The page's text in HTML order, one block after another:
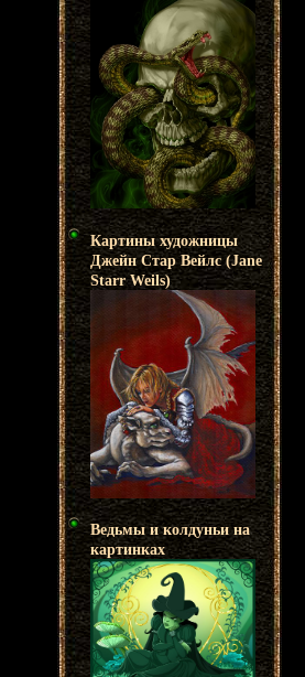
Картины художницы
Джейн Стар Вейлс (Jane
Starr Weils)
Ведьмы и колдуньи на
картинках